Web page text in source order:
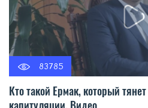
83785
Кто такой Ермак, который